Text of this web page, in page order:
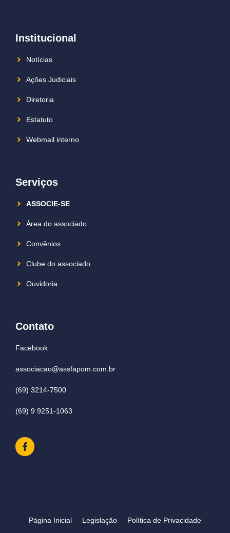
Institucional
Notícias
Ações Judiciais
Diretoria
Estatuto
Webmail interno
Serviços
ASSOCIE-SE
Área do associado
Convênios
Clube do associado
Ouvidoria
Contato
Facebook
associacao@assfapom.com.br
(69) 3214-7500
(69) 9 9251-1063
Página Inicial Legislação
Política de Privacidade